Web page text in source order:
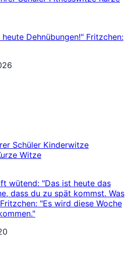
Dehnübungen!" Fritzchen:
Schüler Kinderwitze
Witze
wütend: "Das ist heute das
dass du zu spät kommst. Was
"Es wird diese Woche